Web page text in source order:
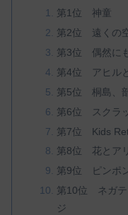
第1位 神童
第2位 遠くの
第3位 偶然に
第4位 アヒル
第5位 桐島、
第6位 スクラ
第7位 Kids
第8位 花とア
第9位 ピンポ
第10位 ネガテ
ジ